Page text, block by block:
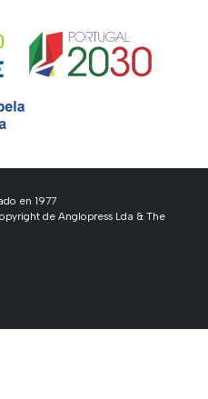
en 1977
de Anglopress Lda & The